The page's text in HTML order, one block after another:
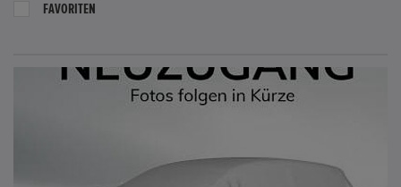
FAVORITEN